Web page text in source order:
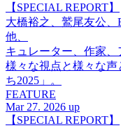
【SPECIAL REPORT】
大橋裕之、鷲尾友公、
他、
キュレーター、作家
様々な視点と様々な
ち2025」。
FEATURE
Mar 27. 2026 up
【SPECIAL REPORT】